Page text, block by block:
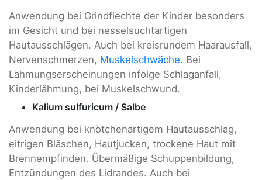
Anwendung bei Grindflechte der Kinder besonders
im Gesicht und bei nesselsuchtartigen
Hautausschlägen. Auch bei kreisrundem Haarausfall,
Nervenschmerzen, Muskelschwäche. Bei
Lähmungserscheinungen infolge Schlaganfall,
Kinderlähmung, bei Muskelschwund.
Kalium sulfuricum / Salbe
Anwendung bei knötchenartigem Hautausschlag,
eitrigen Bläschen, Hautjucken, trockene Haut mit
Brennempfinden. Übermäßige Schuppenbildung,
Entzündungen des Lidrandes. Auch bei